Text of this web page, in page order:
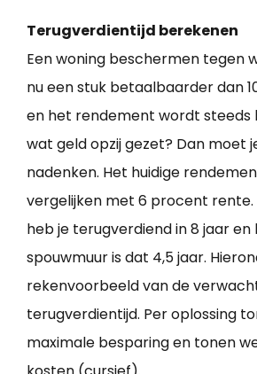
Terugverdientijd berekenen
Een woning beschermen tegen
nu een stuk betaalbaarder dan
en het rendement wordt steeds
wat geld opzij gezet? Dan moet
nadenken. Het huidige
vergelijken met 6 procent rente.
heb je terugverdiend in 8 jaar en
spouwmuur is dat 4,5 jaar.
rekenvoorbeeld van de
terugverdientijd. Per oplossing
maximale besparing en tonen